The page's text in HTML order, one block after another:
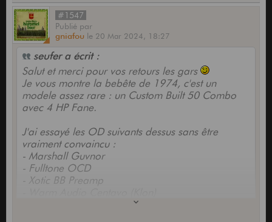
#1547
Publié par
gniafou le 20 Mar 2024, 18:27
seufer a écrit :
Salut et merci pour vos retours les gars
Je vous montre la bebête de 1974, c'est un
modele assez rare : un Custom Built 50 Combo
avec 4 HP Fane.
J'ai essayé les OD suivants dessus sans être
vraiment convaincu :
- Marshall Guvnor
- Fulltone OCD
- Xotic BB Preamp